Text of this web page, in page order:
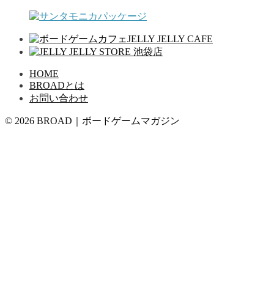
HOME
BROADとは
お問い合わせ
© 2026 BROAD｜ボードゲームマガジン